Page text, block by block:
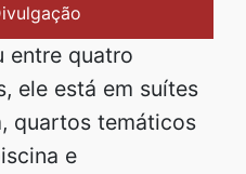
entre quatro
ele está em suítes
quartos temáticos
e